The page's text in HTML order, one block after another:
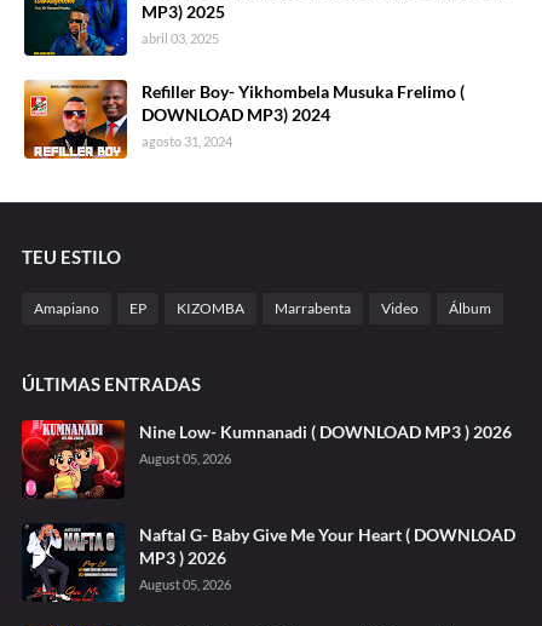
MP3) 2025
abril 03, 2025
Refiller Boy- Yikhombela Musuka Frelimo (
DOWNLOAD MP3) 2024
agosto 31, 2024
TEU ESTILO
Amapiano EP KIZOMBA Marrabenta Video Álbum
ÚLTIMAS ENTRADAS
Nine Low- Kumnanadi ( DOWNLOAD MP3 ) 2026
August 05, 2026
Naftal G- Baby Give Me Your Heart ( DOWNLOAD
MP3 ) 2026
August 05, 2026